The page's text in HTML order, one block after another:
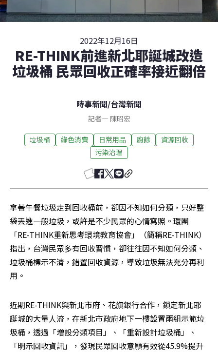
2022年12月16日
RE-THINK前進新北耶誕城改造
垃圾桶 民眾回收正確率接近翻倍
時事新聞/台灣新聞
記者— 陳昭宏
垃圾桶 綠色消費 日常用品 廚餘
資源回收
污染治理
拿著午餐垃圾走到回收桶前，卻因不知如何分類，只好整
袋丟進一般垃圾，或許是不少民眾的心情寫照。環團
「RE-THINK重新思考環境教育協會」（簡稱RE-THINK）
指出，台灣民眾多有回收習慣，卻往往因不知如何分類、
垃圾桶標示不清，錯置回收資源，導致垃圾無法充分再利
用。
近期RE-THINK與新北市府、花旗銀行合作，鎖定新北耶
誕城的大量人流，在新北市政府地下一樓設置兩組示範垃
圾桶，透過「增設分類項目」、「重新設計垃圾桶」、
「明示回收資訊」，發現民眾回收意願有效從45.9%提升